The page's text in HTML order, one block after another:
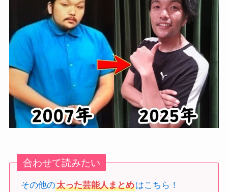
合わせて読みたい
その他の太った芸能人まとめはこちら！